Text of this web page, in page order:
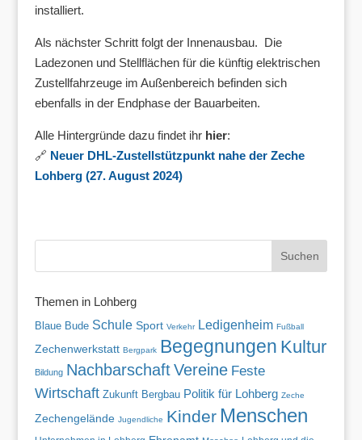
installiert.
Als nächster Schritt folgt der Innenausbau. Die
Ladezonen und Stellflächen für die künftig elektrischen
Zustellfahrzeuge im Außenbereich befinden sich
ebenfalls in der Endphase der Bauarbeiten.
Alle Hintergründe dazu findet ihr hier:
🔗 Neuer DHL-Zustellstützpunkt nahe der Zeche
Lohberg (27. August 2024)
Themen in Lohberg
Blaue Bude Schule Sport Verkehr Ledigenheim Fußball
Zechenwerkstatt Bergpark Begegnungen Kultur
Bildung Nachbarschaft Vereine Feste
Wirtschaft Zukunft Bergbau Politik für Lohberg Zeche
Zechengelände Jugendliche Kinder Menschen